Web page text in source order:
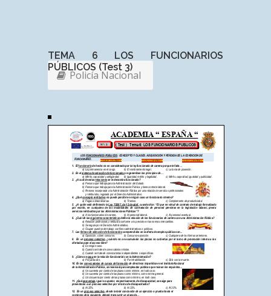
TEMA 6 LOS FUNCIONARIOS
PÚBLICOS (Test 3)
Policía Nacional